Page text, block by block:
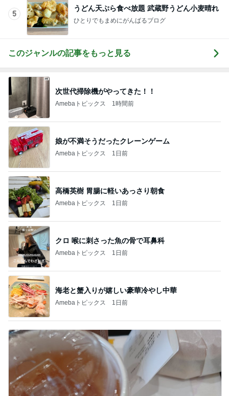
5
うどん天ぷら食べ放題 武蔵野うどん小麦晴れ
ひとりでもまめにがんばるブログ
このジャンルの記事をもっと見る
次世代掃除機がやってきた！！
Amebaトピックス 1時間前
娘が不満そうだったクレーンゲーム
Amebaトピックス 1日前
高橋英樹 胃腸に軽いあっさり朝食
Amebaトピックス 1日前
クロ 喉に刺さった魚の骨で耳鼻科
Amebaトピックス 1日前
海老と蟹入りが嬉しい豪華冷やし中華
Amebaトピックス 1日前